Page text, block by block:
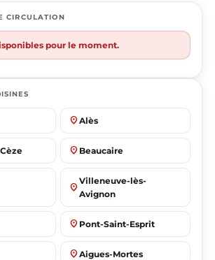
CIRCULATION
pour le moment.
place Alès
place Beaucaire
place
Villeneuve-lès-
Avignon
place Pont-Saint-Esprit
place Aigues-Mortes